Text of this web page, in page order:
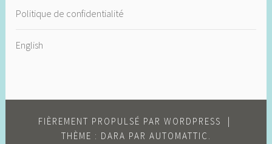
Politique de confidentialité
English
FIÈREMENT PROPULSÉ PAR WORDPRESS
|
THÈME : DARA PAR AUTOMATTIC .